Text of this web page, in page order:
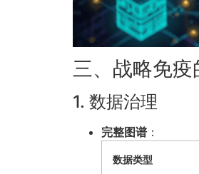
三、战略免
1. 数据治理
完整图谱：
数据类型